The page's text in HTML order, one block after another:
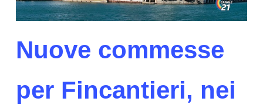
Nuove commesse
per Fincantieri, nei